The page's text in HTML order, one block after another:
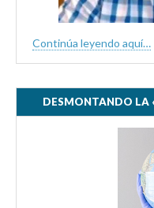
Continúa leyendo aquí…
DESMONTANDO LA